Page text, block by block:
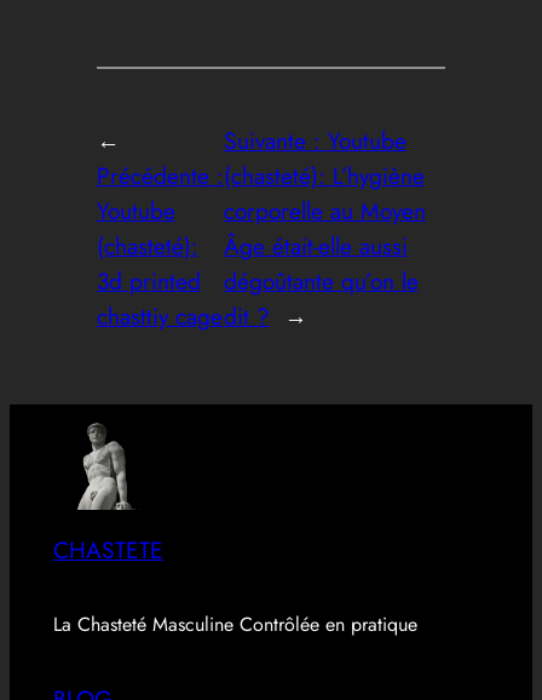
←
Précédente :
Youtube
(chasteté):
3d printed
chasttiy cage
Suivante : Youtube
(chasteté): L’hygiène
corporelle au Moyen
Âge était-elle aussi
dégoûtante qu’on le
dit ? →
CHASTETE
La Chasteté Masculine Contrôlée en pratique